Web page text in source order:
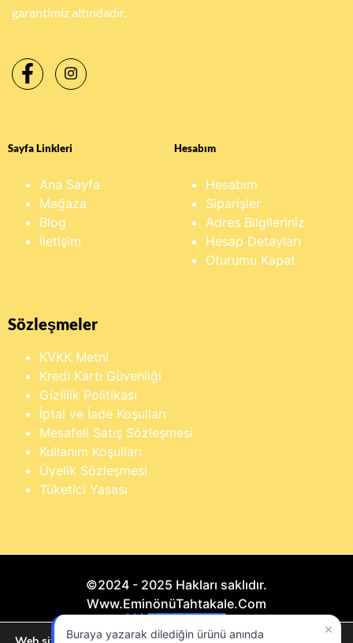
garantimiz altındadır.
Sayfa Linkleri
Ana Sayfa
Mağaza
Blog
İletişim
Hesabım
Hesabım
Siparişler
Adres Bilgileriniz
Hesap Detayları
Oturumu Kapat
Sözleşmeler
KVKK Metni
Kredi Kartı Güvenliği
Gizlilik Politikası
İptal ve İade Koşulları
Mesafeli Satış Sözleşmesi
Kullanım Koşulları
Üyelik Sözleşmesi
Tüketici Yasası
©2024 - 2025 Hakları saklıdır.
Www.EminönüTahtakale.Com
×
Buraya yazarak dilediğin ürünü anında